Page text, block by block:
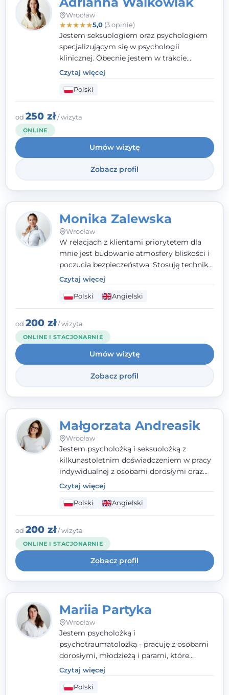
Wrocław
★★★★★5,0(3 opinie)
Jestem seksuologiem oraz psychologiem
specjalizującym się w psychologii
klinicznej. Obecnie jestem w trakcie
szkolenia na psychoterapeutę
systemowego. Posiadam status członka
nadzwyczajnego Wielkopolskiego
Towarzystwa Terapii Systemowej oraz
należę do Polskiego Towarzystwa
pierwszym miejscu stawiam budowanie
atmosfery bezpieczeństwa i zrozumienia w
relacjach z Klientami. Istotna dla nie jest
również koncentracja na dostępnych
zasobach.
Czytaj więcej
Polski
od 250 zł/ wizyta
ONLINE
Umów wizytę
Zobacz profil
Monika Zalewska
Wrocław
W relacjach z klientami priorytetem dla
mnie jest budowanie atmosfery bliskości i
poczucia bezpieczeństwa. Stosuję techniki
poznawczo-behawioralne oraz metody,
które koncentrują się na rozwiązaniach
(TSR). Te polegają na osiąganiu
zamierzonych celów (doprowadzeniu do
rozwiązania trudnych sytuacji) poprzez
identyfikowanie i wzmacnianie zasobów
oraz mocnych stron klienta. W swojej
pracy korzystam także z metod dialogu
motywacyjnego i treningu uważności.
Czytaj więcej
Polski Angielski
od 200 zł/ wizyta
ONLINE I STACJONARNIE
Umów wizytę
Zobacz profil
Małgorzata Andreasik
Wrocław
Jestem psycholożką i seksuolożką z
kilkunastoletnim doświadczeniem w pracy
indywidualnej z osobami dorosłymi oraz
parami. Specjalizuję się w obszarze zdrowia
seksualnego, żałoby, kryzysów życiowych i
wypalenia zawodowego. Pracuję w języku
polskim i angielskim, w podejściu
humanistycznym, opartym na
partnerstwie i podmiotowości klienta.
Czytaj więcej
Polski Angielski
od 200 zł/ wizyta
ONLINE I STACJONARNIE
Zobacz profil
Mariia Partyka
Wrocław
Jestem psycholożką i
psychotraumatolożką - pracuję z osobami
dorosłymi, młodzieżą i parami, które
doświadczają kryzysów psychicznych,
traumy, stanów lękowych i trudności
relacyjnych. W pracy kieruję się
Czytaj więcej
Polski